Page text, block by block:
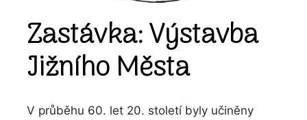
Zastávka: Výstavba
Jižního Města
V průběhu 60. let 20. století byly učiněny